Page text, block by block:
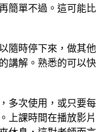
簡單不過。這可能比
隨時停下來，做其他
講解。熟悉的可以快
多次使用，或只要每
上課時間在播放影片